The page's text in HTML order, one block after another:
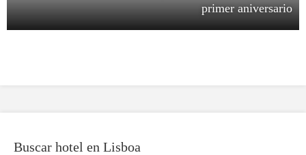
primer aniversario
Buscar hotel en Lisboa